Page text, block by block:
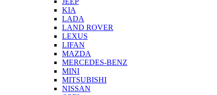
KIA
LADA
LAND ROVER
LEXUS
LIFAN
MAZDA
MERCEDES-BENZ
MINI
MITSUBISHI
NISSAN